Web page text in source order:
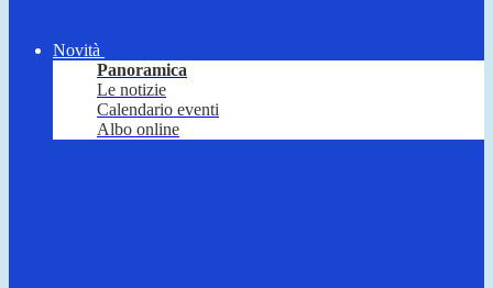
Novità
Panoramica
Le notizie
Calendario eventi
Albo online